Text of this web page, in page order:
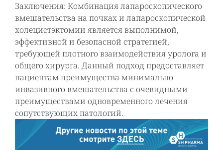
Заключения: Комбинация лапароскопического
вмешательства на почках и лапароскопической
холецистэктомии является выполнимой,
эффективной и безопасной стратегией,
требующей плотного взаимодействия уролога и
общего хирурга. Данный подход предоставляет
пациентам преимущества минимально
инвазивного вмешательства с очевидными
преимуществами одновременного лечения
сопутствующих патологий.